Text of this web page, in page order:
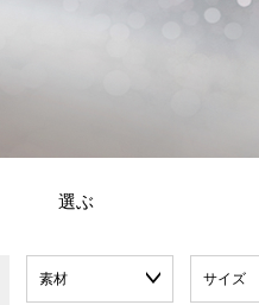
選ぶ
素材 サイズ